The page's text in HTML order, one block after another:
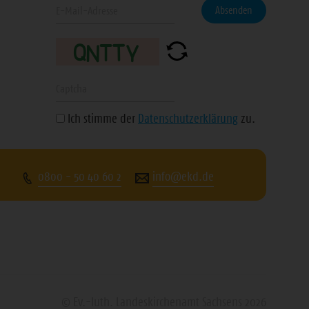
Absenden
Geben
Sie
ein
die
ein
Ich stimme der Datenschutzerklärung zu.
0800 - 50 40 60 2 info@ekd.de